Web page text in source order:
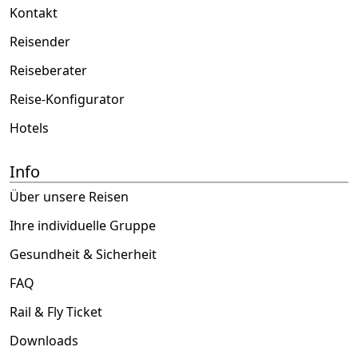
Kontakt
Reisender
Reiseberater
Reise-Konfigurator
Hotels
Info
Über unsere Reisen
Ihre individuelle Gruppe
Gesundheit & Sicherheit
FAQ
Rail & Fly Ticket
Downloads